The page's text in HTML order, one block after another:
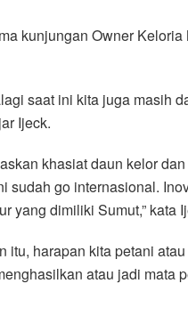
kunjungan Owner Keloria
saat ini kita juga masih
Ijeck.
khasiat daun kelor
sudah go internasional.
yang dimiliki Sumut,” kata
itu, harapan kita petani
atau jadi mata